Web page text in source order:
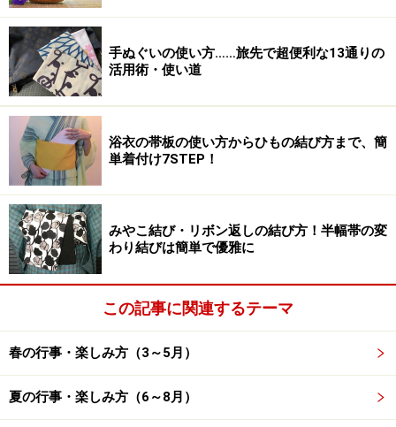
芍薬（しゃくやく）は、すらりと伸びた茎の先端に美しい花
を咲かせる
芍薬（しゃくやく）は、すらりと伸びた茎の先端に美し
い花を咲かせます。その香りもたおやかで、フランスで
はしなやかで爽やかな香りのするワインを、「芍薬のよ
うな香り」と言うそう。姿も香りも、まさにすらっとし
た美しい女性そのものです。
座れば牡丹
牡丹は、枝分かれした横向きの枝に花をつけるため、まるで
座っているかのよう
芍薬も牡丹も同じボタン科なので、花自体はよく似てい
ます。しかし、芍薬は草で、牡丹は木。その違いから、
牡丹は枝分かれした横向きの枝に花をつけるため、まる
手ぬぐいの使い方……旅先で超便利な13通りの
活用術・使い道
浴衣の帯板の使い方からひもの結び方まで、簡
単着付け7STEP！
みやこ結び・リボン返しの結び方！半幅帯の変
わり結びは簡単で優雅に
この記事に関連するテーマ
春の行事・楽しみ方（3～5月）
夏の行事・楽しみ方（6～8月）